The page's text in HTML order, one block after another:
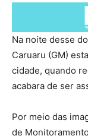
Na noite desse
Caruaru (GM)
cidade, quando
acabara de ser
Por meio das
de